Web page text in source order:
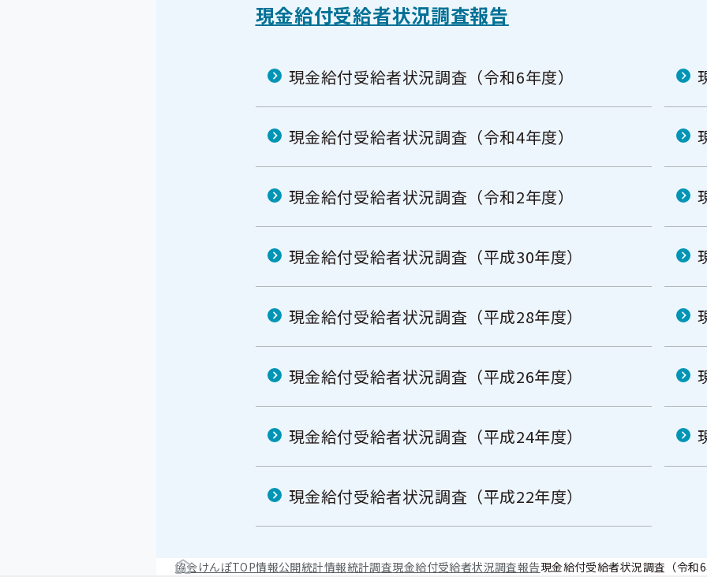
現金給付受給者状況調査報告
現金給付受給者状況調査（令和6年度）
現金給付受給者状況調査（令和4年度）
現金給付受給者状況調査（令和2年度）
現金給付受給者状況調査（平成30年度）
現金給付受給者状況調査（平成28年度）
現金給付受給者状況調査（平成26年度）
現金給付受給者状況調査（平成24年度）
現金給付受給者状況調査（平成22年度）
協会けんぽTOP情報公開統計情報統計調査現金給付受給者状況調査報告現金給付受給者状況調査（令和6